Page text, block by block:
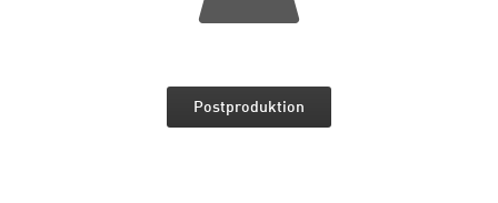
Postproduktion